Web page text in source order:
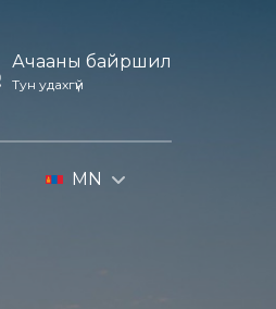
Ачааны байршил
Тун удахгүй
MN